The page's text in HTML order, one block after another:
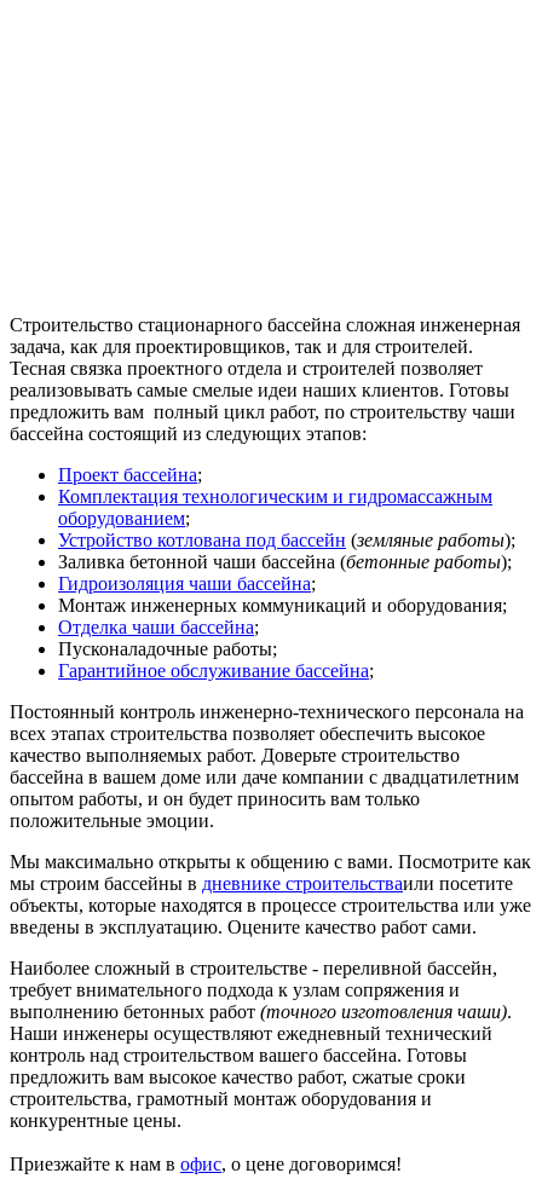
Строительство стационарного бассейна сложная инженерная
задача, как для проектировщиков, так и для строителей.
Тесная связка проектного отдела и строителей позволяет
реализовывать самые смелые идеи наших клиентов. Готовы
предложить вам полный цикл работ, по строительству чаши
бассейна состоящий из следующих этапов:
Проект бассейна;
Комплектация технологическим и гидромассажным
оборудованием;
Устройство котлована под бассейн (земляные работы);
Заливка бетонной чаши бассейна (бетонные работы);
Гидроизоляция чаши бассейна;
Монтаж инженерных коммуникаций и оборудования;
Отделка чаши бассейна;
Пусконаладочные работы;
Гарантийное обслуживание бассейна;
Постоянный контроль инженерно-технического персонала на
всех этапах строительства позволяет обеспечить высокое
качество выполняемых работ. Доверьте строительство
бассейна в вашем доме или даче компании с двадцатилетним
опытом работы, и он будет приносить вам только
положительные эмоции.
Мы максимально открыты к общению с вами. Посмотрите как
мы строим бассейны в дневнике строительстваили посетите
объекты, которые находятся в процессе строительства или уже
введены в эксплуатацию. Оцените качество работ сами.
Наиболее сложный в строительстве - переливной бассейн,
требует внимательного подхода к узлам сопряжения и
выполнению бетонных работ (точного изготовления чаши).
Наши инженеры осуществляют ежедневный технический
контроль над строительством вашего бассейна. Готовы
предложить вам высокое качество работ, сжатые сроки
строительства, грамотный монтаж оборудования и
конкурентные цены.
Приезжайте к нам в офис, о цене договоримся!